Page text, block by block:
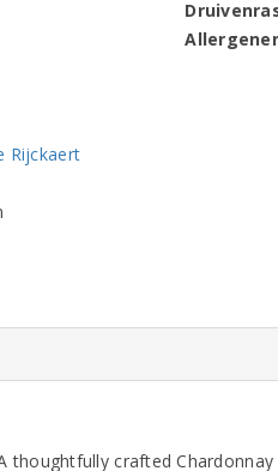
Rijckaert
thoughtfully crafted Chardonnay